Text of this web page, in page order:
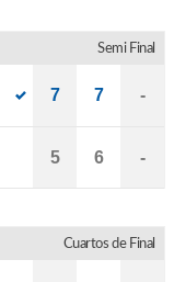
Semi Final
7 7 -
5 6 -
Cuartos de Final